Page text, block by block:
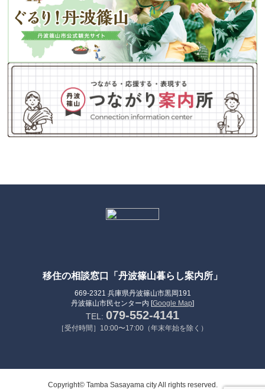
移住の相談窓口「丹波篠山暮らし案内所」
669-2321 兵庫県丹波篠山市黒岡191
丹波篠山市民センター内 [Google Map]
TEL: 079-552-4141
［受付時間］10:00〜17:00（年末年始を除く）
Copyright© Tamba Sasayama city All rights reserved.